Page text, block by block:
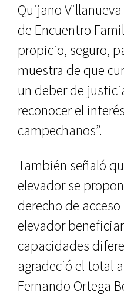
Quijano
de Encuentro
propicio, seguro,
muestra de que
un deber de
reconocer el
campechanos”.
También señaló
elevador se
derecho de
elevador
capacidades
agradeció el total
Fernando Ortega